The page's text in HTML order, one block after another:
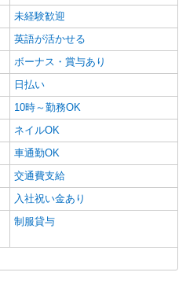
未経験歓迎
英語が活かせる
ボーナス・賞与あり
日払い
10時～勤務OK
ネイルOK
車通勤OK
交通費支給
入社祝い金あり
制服貸与